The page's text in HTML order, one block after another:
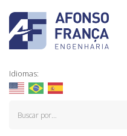
Idiomas: